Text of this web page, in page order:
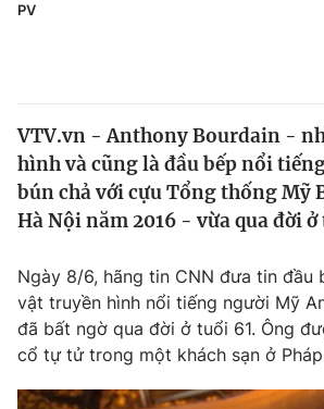
Pháp luật
Thế giới
Tin tức
Thế giới đó đây
Câu chuyện quốc tế
Kinh tế
Thị trường
Góc doanh nghiệp
Dữ liệu và đời sống
Truyền hình
Giải trí
PV
VTV.vn - Anthony Bourdain -
hình và cũng là đầu bếp nổi
bún chả với cựu Tổng thống Mỹ
Hà Nội năm 2016 - vừa qua đời ở
Ngày 8/6, hãng tin CNN đưa tin đầu
vật truyền hình nổi tiếng người Mỹ
đã bất ngờ qua đời ở tuổi 61. Ông
cổ tự tử trong một khách sạn ở